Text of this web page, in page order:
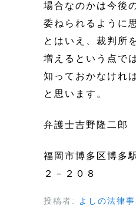
場合なのかは今後
委ねられるように
とはいえ、裁判所
増えるという点で
知っておかなけれ
と思います。
弁護士吉野隆二郎
福岡市博多区博多
２－２０８
投稿者: よしの法律